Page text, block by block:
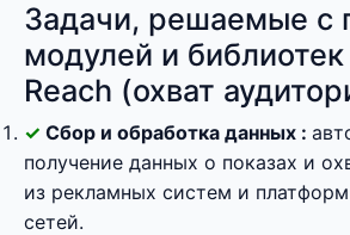
Задачи, решаемые
модулей и
Reach (охват
Сбор и обработка данных :
получение данных о показах и
из рекламных систем и
сетей.